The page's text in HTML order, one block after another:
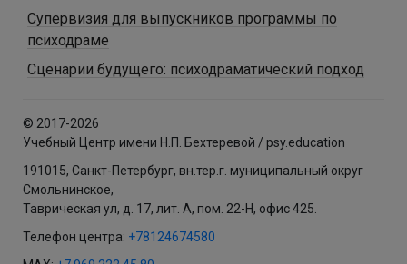
Супервизия для выпускников программы по
психодраме
Сценарии будущего: психодраматический подход
© 2017-2026
Учебный Центр имени Н.П. Бехтеревой / psy.education
191015, Санкт-Петербург, вн.тер.г. муниципальный округ
Смольнинское,
Таврическая ул, д. 17, лит. А, пом. 22-Н, офис 425.
Телефон центра: +78124674580